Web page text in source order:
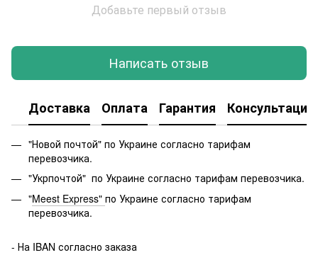
Добавьте первый отзыв
Написать отзыв
Доставка Оплата Гарантия Консультация
"Новой почтой" по Украине согласно тарифам
перевозчика.
"Укрпочтой" по Украине согласно тарифам перевозчика.
"Meest Express" по Украине согласно тарифам
перевозчика.
- На IBAN согласно заказа